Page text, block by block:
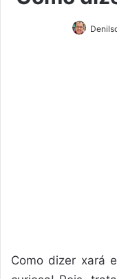
Como dizer xará